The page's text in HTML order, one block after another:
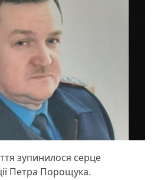
зупинилося серце
Петра Порощука.